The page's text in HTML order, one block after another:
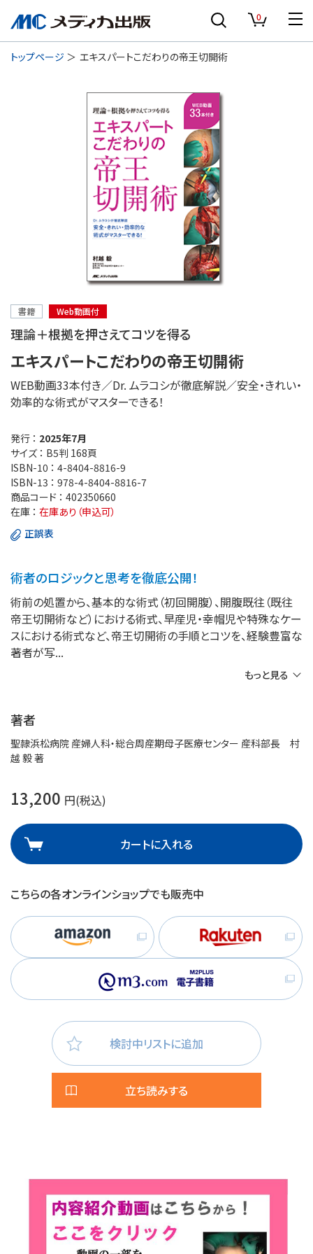
0
トップページ エキスパートこだわりの帝王切開術
書籍 Web動画付
理論＋根拠を押さえてコツを得る
エキスパートこだわりの帝王切開術
WEB動画33本付き／Dr. ムラコシが徹底解説／安全・きれい・
効率的な術式がマスターできる！
発行 ： 2025年7月
サイズ ： B5判 168頁
ISBN-10 ： 4-8404-8816-9
ISBN-13 ： 978-4-8404-8816-7
商品コード ： 402350660
在庫 ： 在庫あり（申込可）
正誤表
術者のロジックと思考を徹底公開！
術前の処置から、基本的な術式（初回開腹）、開腹既往（既往
帝王切開術など）における術式、早産児・幸帽児や特殊なケー
スにおける術式など、帝王切開術の手順とコツを、経験豊富な
著者が写
もっと見る
著者
聖隷浜松病院 産婦人科・総合周産期母子医療センター 産科部長 村
越 毅 著
13,200 円(税込)
カートに入れる
こちらの各オンラインショップでも販売中
検討中リストに追加
立ち読みする